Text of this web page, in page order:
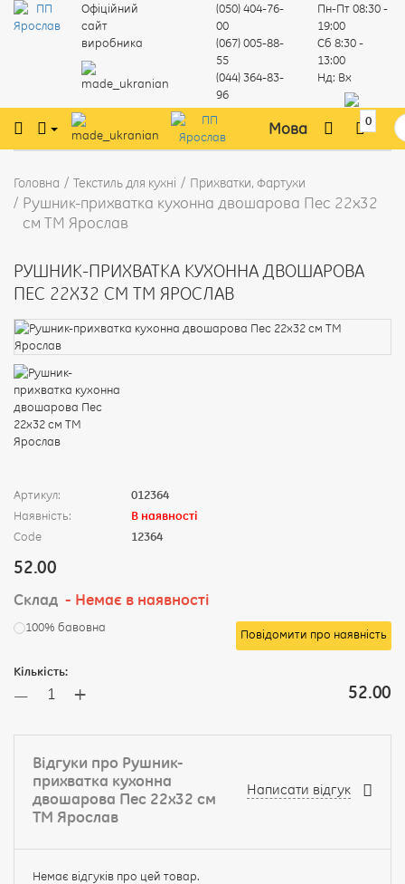
Офіційний
сайт
виробника
(050) 404-76-
00
(067) 005-88-
55
(044) 364-83-
96
Пн-Пт08:30 -
19:00
Сб 8:30 -
13:00
Нд: Вх
Мова 0
Головна Текстиль для кухні Прихватки, Фартухи
Рушник-прихватка кухонна двошарова Пес 22х32
см ТМ Ярослав
РУШНИК-ПРИХВАТКА КУХОННА ДВОШАРОВА
ПЕС 22Х32 СМ ТМ ЯРОСЛАВ
Артикул:
012364
Наявність:
В наявності
Code
12364
52.00
Склад - Немає в наявності
100% бавовна Повідомити про наявність
Кількість:
— + 52.00
Відгуки про Рушник-
прихватка кухонна
двошарова Пес 22х32 см
ТМ Ярослав
Написати відгук
Немає відгуків про цей товар.